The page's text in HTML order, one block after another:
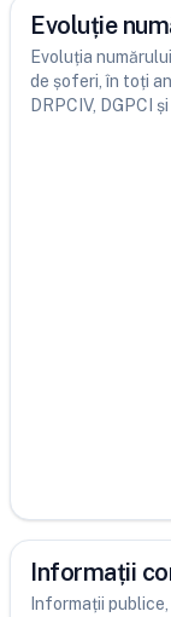
Evoluție
Evoluția
de șoferi, în toți
DRPCIV, DGPCI
Informații
Informații